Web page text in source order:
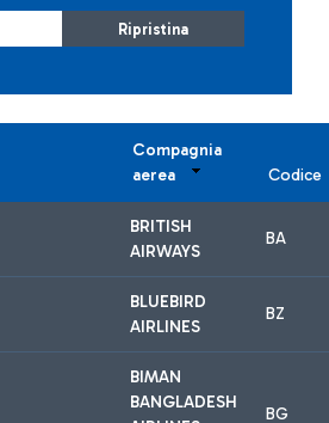
Ripristina
Compagnia
aerea
Codice
BRITISH
AIRWAYS
BA
BLUEBIRD
AIRLINES
BZ
BIMAN
BANGLADESH
BG